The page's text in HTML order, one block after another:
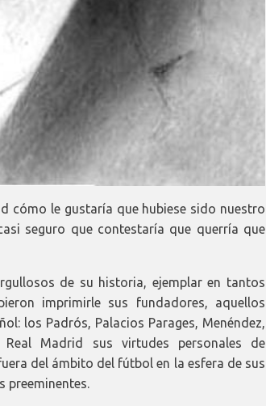
cómo le gustaría que hubiese sido nuestro
seguro que contestaría que querría que
de su historia, ejemplar en tantos
imprimirle sus fundadores, aquellos
los Padrós, Palacios Parages, Menéndez,
Madrid sus virtudes personales de
del ámbito del fútbol en la esfera de sus
preeminentes.